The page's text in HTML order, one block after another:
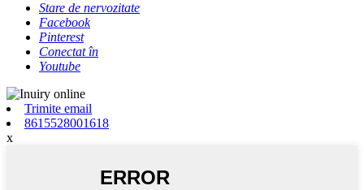
Stare de nervozitate
Facebook
Pinterest
Conectat în
Youtube
Trimite email
8615528001618
x